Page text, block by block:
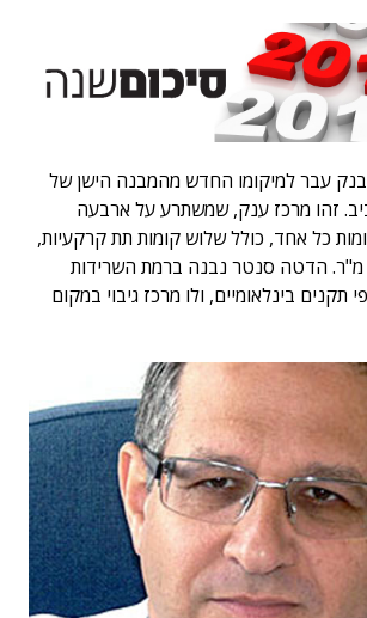
עבר למיקומו החדש מהמבנה הישן של
זהו מרכז ענק, שמשתרע על ארבעה
כל אחד, כולל שלוש קומות תת קרקעיות,
12 אלף מ"ר. הדטה סנטר נבנה ברמת השרידות
תקנים בינלאומיים, ולו מרכז גיבוי במקום